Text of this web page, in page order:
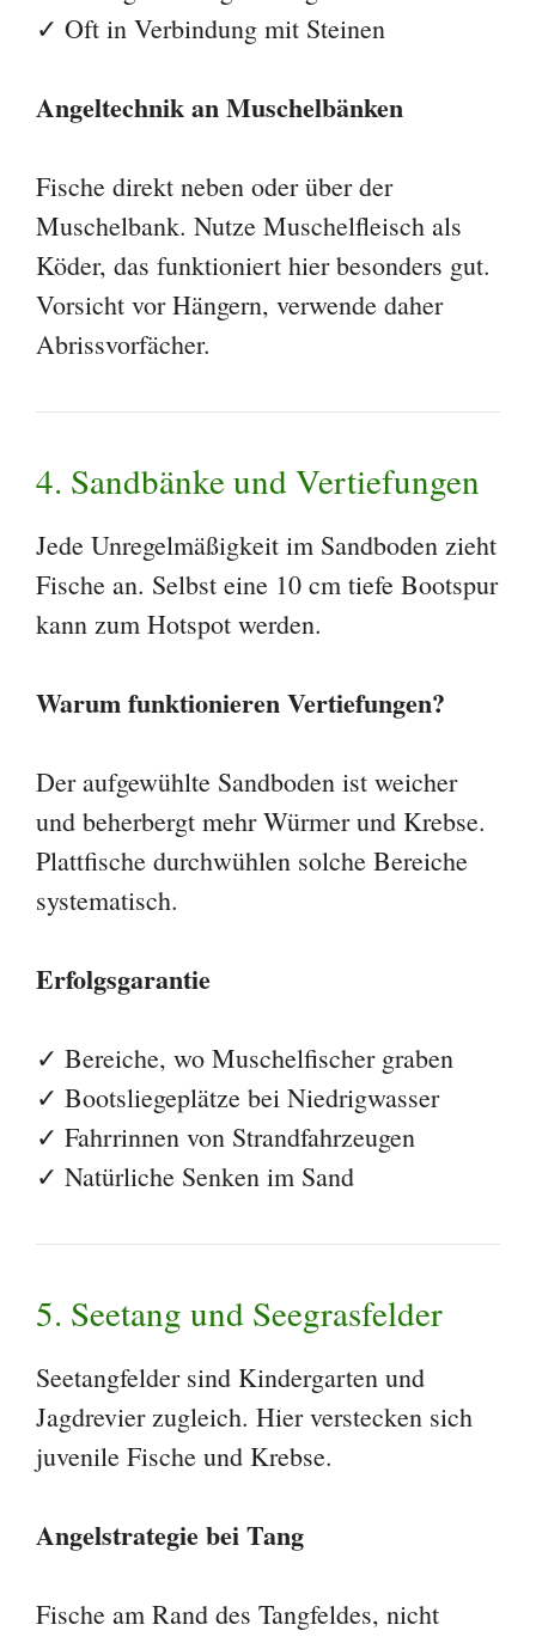
✓ Oft in Verbindung mit Steinen
Angeltechnik an Muschelbänken
Fische direkt neben oder über der
Muschelbank. Nutze Muschelfleisch als
Köder, das funktioniert hier besonders gut.
Vorsicht vor Hängern, verwende daher
Abrissvorfächer.
4. Sandbänke und Vertiefungen
Jede Unregelmäßigkeit im Sandboden zieht
Fische an. Selbst eine 10 cm tiefe Bootspur
kann zum Hotspot werden.
Warum funktionieren Vertiefungen?
Der aufgewühlte Sandboden ist weicher
und beherbergt mehr Würmer und Krebse.
Plattfische durchwühlen solche Bereiche
systematisch.
Erfolgsgarantie
✓ Bereiche, wo Muschelfischer graben
✓ Bootsliegeplätze bei Niedrigwasser
✓ Fahrrinnen von Strandfahrzeugen
✓ Natürliche Senken im Sand
5. Seetang und Seegrasfelder
Seetangfelder sind Kindergarten und
Jagdrevier zugleich. Hier verstecken sich
juvenile Fische und Krebse.
Angelstrategie bei Tang
Fische am Rand des Tangfeldes, nicht